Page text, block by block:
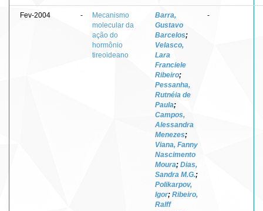
Fev-2004 -
Mecanismo
molecular da
ação do
hormônio
tireoideano
Barra,
Gustavo
Barcelos;
Velasco,
Lara
Franciele
Ribeiro;
Pessanha,
Rutnéia de
Paula;
Campos,
Alessandra
Menezes;
Viana, Fanny
Nascimento
Moura; Dias,
Sandra M.G.;
Polikarpov,
Igor; Ribeiro,
Ralff
-